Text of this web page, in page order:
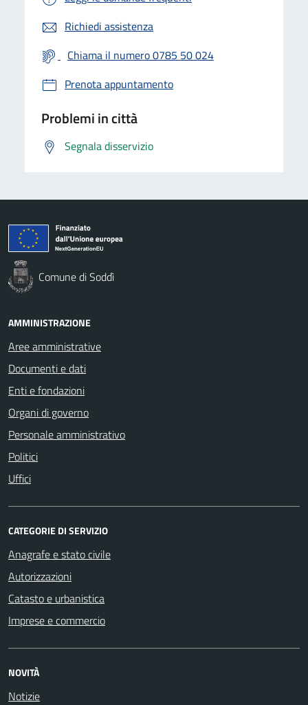
Richiedi assistenza
Chiama il numero 0785 50 024
Prenota appuntamento
Problemi in città
Segnala disservizio
Comune di Soddì
AMMINISTRAZIONE
Aree amministrative
Documenti e dati
Enti e fondazioni
Organi di governo
Personale amministrativo
Politici
Uffici
CATEGORIE DI SERVIZIO
Anagrafe e stato civile
Autorizzazioni
Catasto e urbanistica
Imprese e commercio
NOVITÀ
Notizie